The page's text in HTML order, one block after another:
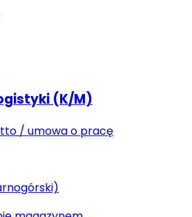
(K/M)
/ umowa o pracę